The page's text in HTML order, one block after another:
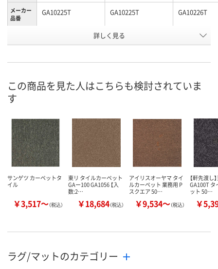
メーカー
品番
GA10225T GA10225T GA10226T
AK38456 AK37348
9月1日（火）まで
カゴへ カゴへ カ
詳しく見る
この商品を見た人はこちらも検討されていま
す
サンゲツ カーペットタ
イル
￥3,517～（税込）
東リ タイルカーペット
GAー100 GA1056 【入
数:2…
￥18,684（税込）
アイリスオーヤマ タイ
ルカーペット 業務用 P
スクエア 50…
￥9,534～（税込）
【軒先渡し
GA100T タ
ット 50…
￥
ラグ/マットのカテゴリー